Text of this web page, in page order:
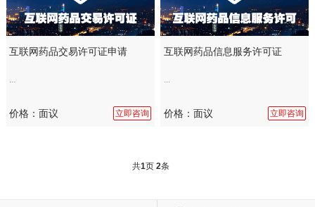
互联网药品交易许可证申请
价格：面议 立即咨询
互联网药品信息服务许可证
价格：面议 立即咨询
共1页 2条